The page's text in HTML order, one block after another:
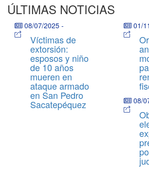
ÚLTIMAS NOTICIAS
08/07/2025 -
Víctimas de
extorsión:
esposos y niño
de 10 años
mueren en
ataque armado
en San Pedro
Sacatepéquez
01/
08/